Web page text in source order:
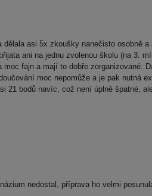
asi 5x zkoušky nanečisto osobně
ani na jednu zvolenou školu (na 3.
fajn a mají to dobře zorganizované.
moc nepomůže a je pak nutná
bodů navíc, což není úplně špatné,
nedostal, příprava ho velmi